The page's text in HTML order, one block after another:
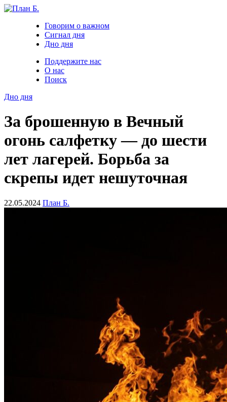
Говорим о важном
Сигнал дня
Дно дня
Поддержите нас
О нас
Поиск
Дно дня
За брошенную в Вечный
огонь салфетку — до шести
лет лагерей. Борьба за
скрепы идет нешуточная
22.05.2024 План Б.